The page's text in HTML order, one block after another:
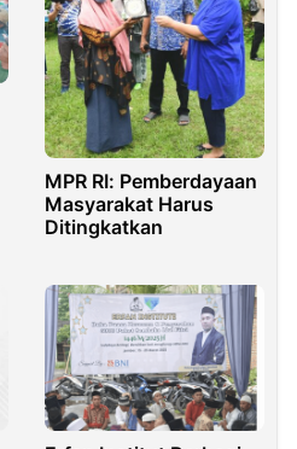
MPR RI: Pemberdayaan
Masyarakat Harus
Ditingkatkan